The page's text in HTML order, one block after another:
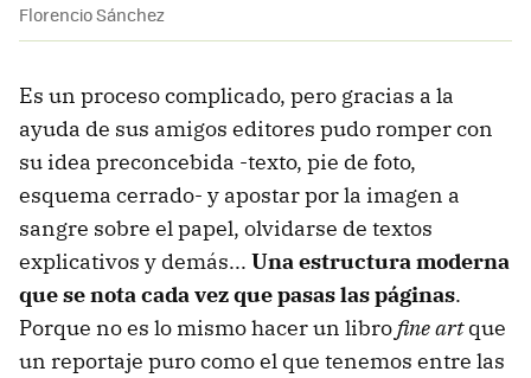
Florencio Sánchez
Es un proceso complicado, pero gracias a la
ayuda de sus amigos editores pudo romper con
su idea preconcebida -texto, pie de foto,
esquema cerrado- y apostar por la imagen a
sangre sobre el papel, olvidarse de textos
explicativos y demás... Una estructura moderna
que se nota cada vez que pasas las páginas.
Porque no es lo mismo hacer un libro fine artque
un reportaje puro como el que tenemos entre las